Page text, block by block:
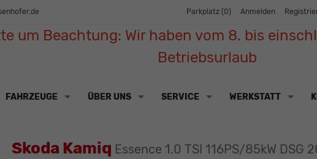
Parkplatz (0) Anmelden
um Beachtung: Wir haben vom 8. bis
Betriebsurlaub
FAHRZEUGE ÜBER UNS SERVICE WERKSTATT
Skoda Kamiq Essence 1.0 TSI 116PS/85kW DSG